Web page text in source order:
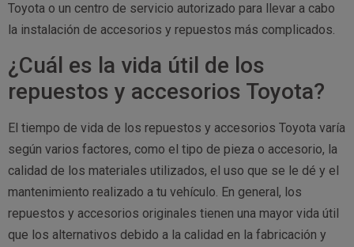
Toyota o un centro de servicio autorizado para llevar a cabo
la instalación de accesorios y repuestos más complicados.
¿Cuál es la vida útil de los
repuestos y accesorios Toyota?
El tiempo de vida de los repuestos y accesorios Toyota varía
según varios factores, como el tipo de pieza o accesorio, la
calidad de los materiales utilizados, el uso que se le dé y el
mantenimiento realizado a tu vehículo. En general, los
repuestos y accesorios originales tienen una mayor vida útil
que los alternativos debido a la calidad en la fabricación y